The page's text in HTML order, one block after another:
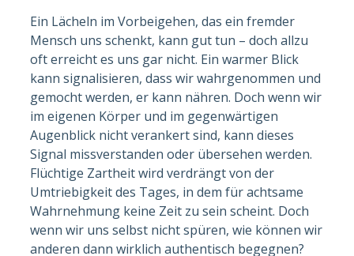
Ein Lächeln im Vorbeigehen, das ein fremder
Mensch uns schenkt, kann gut tun – doch allzu
oft erreicht es uns gar nicht. Ein warmer Blick
kann signalisieren, dass wir wahrgenommen und
gemocht werden, er kann nähren. Doch wenn wir
im eigenen Körper und im gegenwärtigen
Augenblick nicht verankert sind, kann dieses
Signal missverstanden oder übersehen werden.
Flüchtige Zartheit wird verdrängt von der
Umtriebigkeit des Tages, in dem für achtsame
Wahrnehmung keine Zeit zu sein scheint. Doch
wenn wir uns selbst nicht spüren, wie können wir
anderen dann wirklich authentisch begegnen?